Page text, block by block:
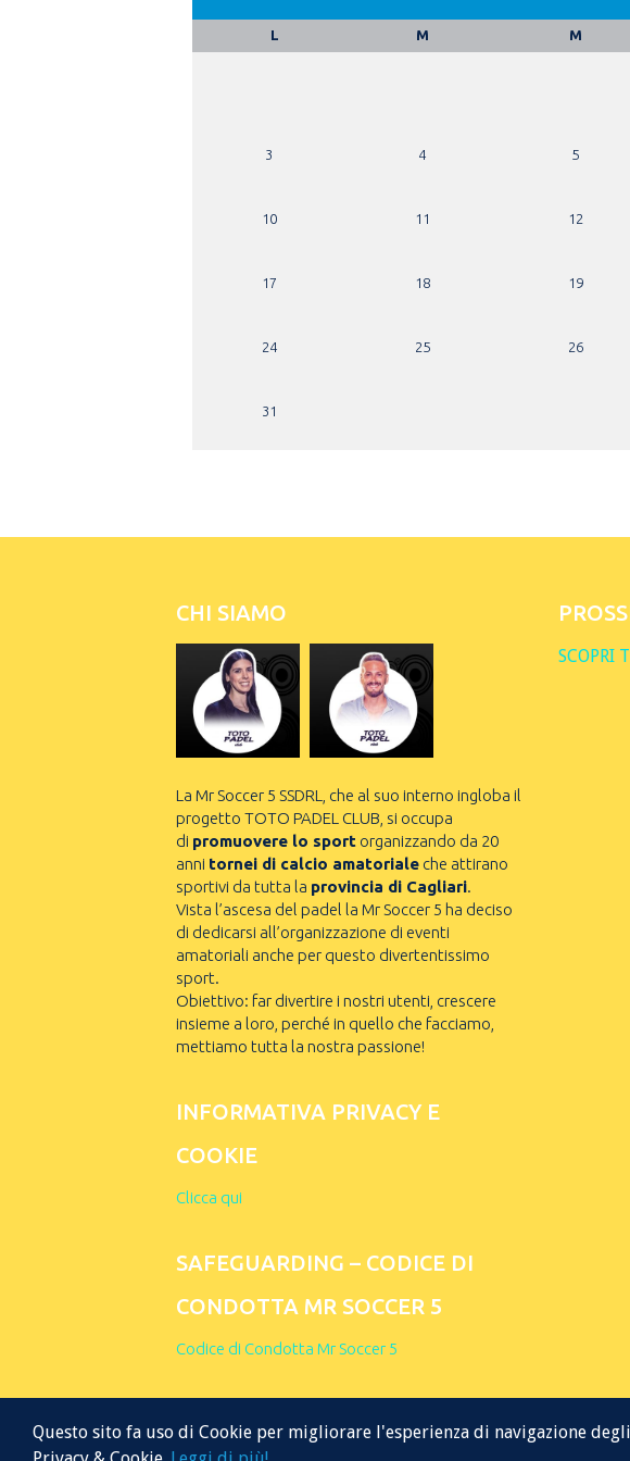
L M M
3 4 5
10 11 12
17 18 19
24 25 26
31
CHI SIAMO
La Mr Soccer 5 SSDRL, che al suo interno ingloba il
progetto TOTO PADEL CLUB, si occupa
di promuovere lo sport organizzando da 20
anni tornei di calcio amatoriale che attirano
sportivi da tutta la provincia di Cagliari.
Vista l’ascesa del padel la Mr Soccer 5 ha deciso
di dedicarsi all’organizzazione di eventi
amatoriali anche per questo divertentissimo
sport.
Obiettivo: far divertire i nostri utenti, crescere
insieme a loro, perché in quello che facciamo,
mettiamo tutta la nostra passione!
INFORMATIVA PRIVACY E
COOKIE
Clicca qui
SAFEGUARDING – CODICE DI
CONDOTTA MR SOCCER 5
Codice di Condotta Mr Soccer 5
SCOPRI
Questo sito fa uso di Cookie per migliorare l'esperienza di navigazione